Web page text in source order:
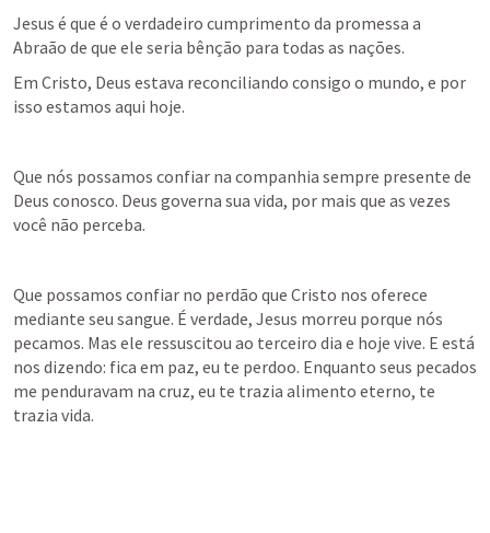
Jesus é que é o verdadeiro cumprimento da promessa a
Abraão de que ele seria bênção para todas as nações.
Em Cristo, Deus estava reconciliando consigo o mundo, e por
isso estamos aqui hoje.
Que nós possamos confiar na companhia sempre presente de
Deus conosco. Deus governa sua vida, por mais que as vezes
você não perceba.
Que possamos confiar no perdão que Cristo nos oferece
mediante seu sangue. É verdade, Jesus morreu porque nós
pecamos. Mas ele ressuscitou ao terceiro dia e hoje vive. E está
nos dizendo: fica em paz, eu te perdoo. Enquanto seus pecados
me penduravam na cruz, eu te trazia alimento eterno, te
trazia vida.